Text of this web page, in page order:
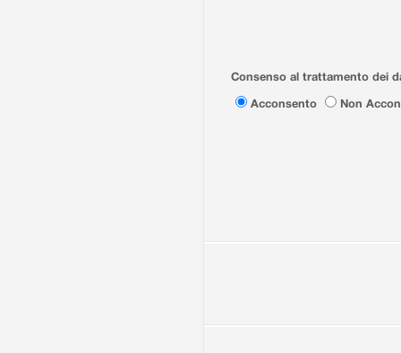
Consenso al trattamento dei
Acconsento
Non